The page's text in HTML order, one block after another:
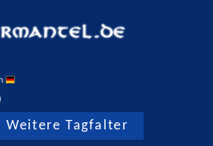
Weitere Tagfalter